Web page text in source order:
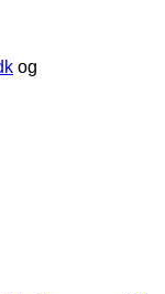
og